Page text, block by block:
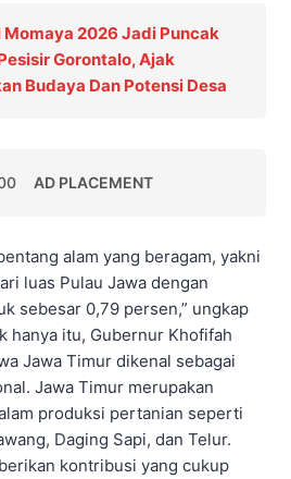
Momaya 2026 Jadi Puncak
Gorontalo, Ajak
Budaya Dan Potensi Desa
AD PLACEMENT
alam yang beragam, yakni
luas Pulau Jawa dengan
sebesar 0,79 persen,” ungkap
hanya itu, Gubernur Khofifah
Jawa Timur dikenal sebagai
Jawa Timur merupakan
produksi pertanian seperti
Daging Sapi, dan Telur.
kontribusi yang cukup